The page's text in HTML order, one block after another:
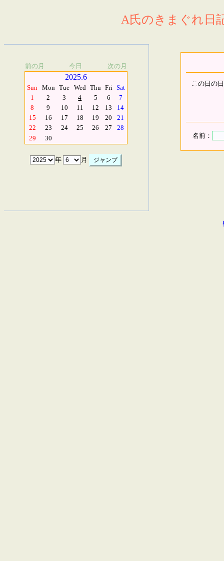
A氏のきまぐれ日
前の月 今日 次の月
2025.6
Sun Mon Tue Wed Thu Fri Sat
1
2 3 4 5 6
7
8
9 10 11 12 13
14
15
16 17 18 19 20
21
22
23 24 25 26 27
28
29
30
年 月
この日の
名前：